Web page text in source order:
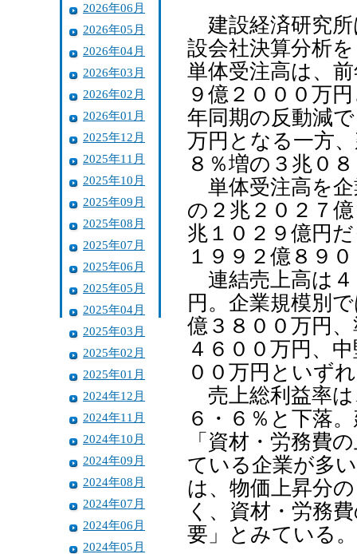
2026年06月
2026年05月
2026年04月
2026年03月
2026年02月
2026年01月
2025年12月
2025年11月
2025年10月
2025年09月
2025年08月
2025年07月
2025年06月
2025年05月
2025年04月
2025年03月
2025年02月
2025年01月
2024年12月
2024年11月
2024年10月
2024年09月
2024年08月
2024年07月
2024年06月
2024年05月
建設経済研究所
設会社決算分析
単体受注高は、
９億２０００万
年同期の反動減
万円となる一方
８％増の３兆０
単体受注高を企
の２兆２０２７
兆１０２９億円
１９９２億８９
連結売上高は４
円。企業規模別
億３８００万円
４６００万円、
００万円といず
売上総利益率は
６・６％と下落
「資材・労務費
ている企業が多
は、物価上昇分
く、資材・労務
要」とみている。